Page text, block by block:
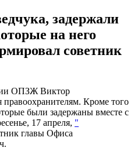
задержали
на него
советник
ОПЗЖ Виктор
Кроме того
были задержаны вместе с
17 апреля, "
главы Офиса